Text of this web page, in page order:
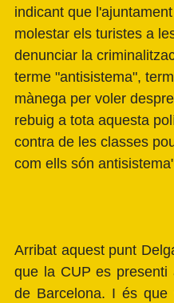
indicant que
molestar els turistes a
denunciar la
terme "antisistema",
mànega per voler
rebuig a tota aquesta
contra de les classes
com ells són
Arribat aquest punt
que la CUP es presenti
de Barcelona. I és